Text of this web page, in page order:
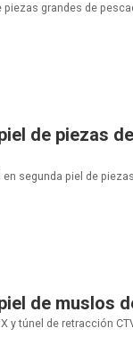
piezas grandes de
de piezas
segunda piel de
de muslos
y túnel de retracción